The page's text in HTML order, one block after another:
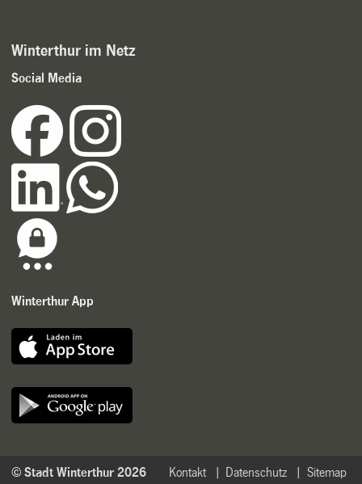
Winterthur im Netz
Social Media
Winterthur App
Sitemap
Datenschutz
Kontakt
© Stadt Winterthur 2026